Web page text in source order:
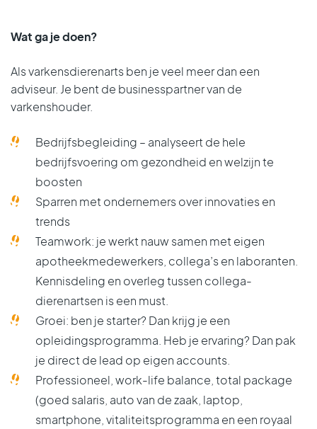
Links varken
Nieuws herkauwers
Apotheek herkauwers
Vacatures herkauwers
Cursusaanbod herkauwers
Links herkauwers
Cursusaanbod paard
Links paarden
Links pluimvee
Wat ga je doen?
Als varkensdierenarts ben je veel meer dan een
adviseur. Je bent de businesspartnervan de
varkenshouder.
Bedrijfsbegleiding – analyseert de hele
bedrijfsvoering om gezondheid en welzijn te
boosten
Sparren met ondernemersover innovaties en
trends
Teamwork: je werkt nauw samen met eigen
apotheekmedewerkers, collega’s en laboranten.
Kennisdeling en overleg tussen collega-
dierenartsen is een must.
Groei: ben je starter? Dan krijg je een
opleidingsprogramma . Heb je ervaring? Dan pak
je direct de lead op eigen accounts
Professioneel, work-life balance, total package
(goed salaris, auto van de zaak, laptop,
smartphone, vitaliteitsprogramma en een royaal